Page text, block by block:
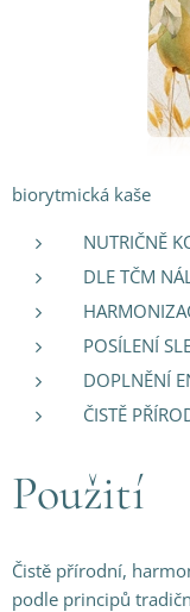
biorytmická kaše
NUTRIČNĚ
DLE TČM
POSÍLENÍ
DOPLNĚNÍ
ČISTĚ
Použití
Čistě přírodní,
podle principů